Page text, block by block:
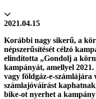
2021.04.15
Korábbi nagy sikerű, a
népszerűsítését célzó
elindította „Gondolj a
kampányát, amellyel
vagy földgáz-e-
számlajóváírást
bike-ot nyerhet a kampány